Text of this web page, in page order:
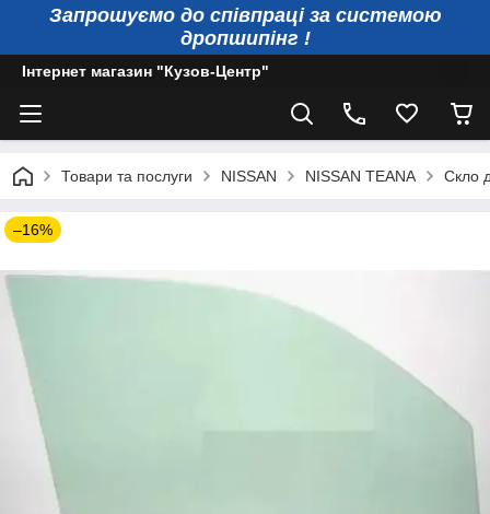
Запрошуємо до співпраці за системою
дропшипінг !
Інтернет магазин "Кузов-Центр"
Товари та послуги NISSAN NISSAN TEANA Скло
–16%